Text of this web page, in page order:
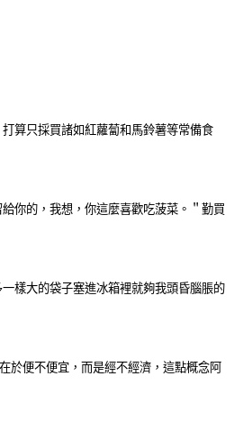
算只採買諸如紅蘿蔔和馬鈴薯等常備食
你的，我想，你這麼喜歡吃菠菜。＂勤買
樣大的袋子塞進冰箱裡就夠我頭昏腦脹的
便不便宜，而是經不經濟，這點概念阿